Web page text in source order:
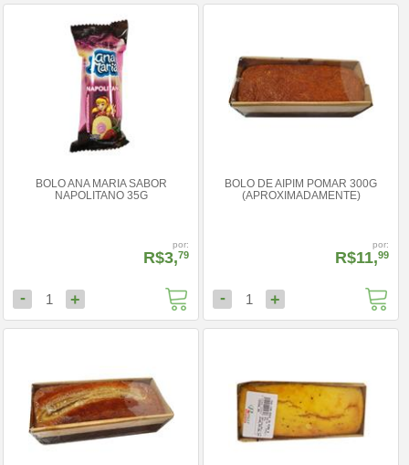
BOLO ANA MARIA SABOR
NAPOLITANO 35G
por:
R$3,79
- 1 +
BOLO DE AIPIM POMAR 300G
(APROXIMADAMENTE)
por:
R$11,99
- 1 +